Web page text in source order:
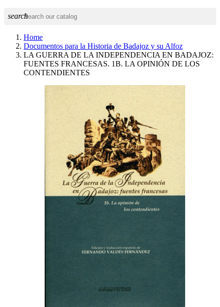
search
Home
Documentos para la Historia de Badajoz y su Alfoz
LA GUERRA DE LA INDEPENDENCIA EN BADAJOZ:
FUENTES FRANCESAS. 1B. LA OPINIÓN DE LOS
CONTENDIENTES